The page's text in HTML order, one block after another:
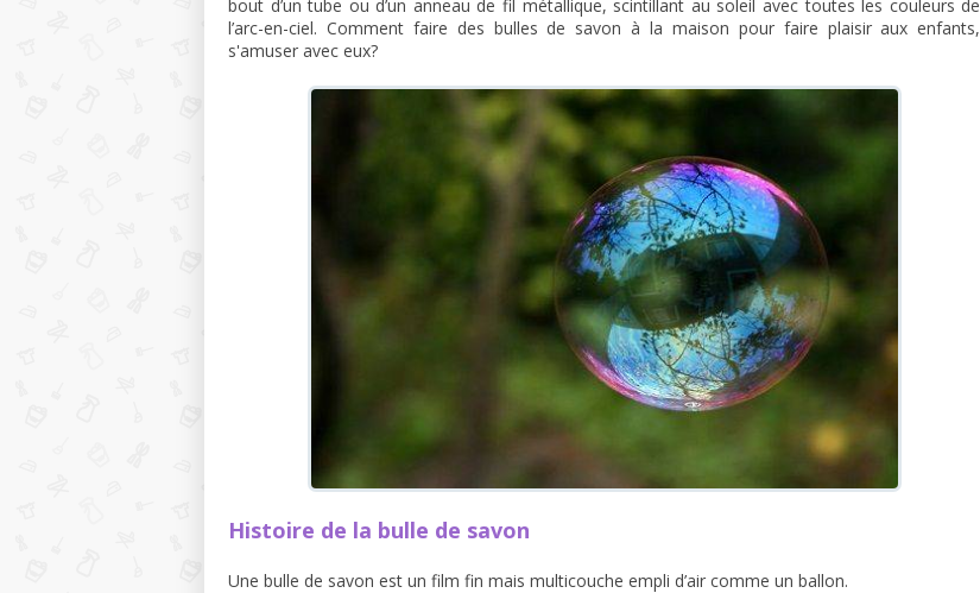
bout d’un tube ou d’un anneau de fil métallique, scintillant au soleil avec toutes les couleurs de
l’arc-en-ciel. Comment faire des bulles de savon à la maison pour faire plaisir aux enfants,
s'amuser avec eux?
Histoire de la bulle de savon
Une bulle de savon est un film fin mais multicouche empli d’air comme un ballon.